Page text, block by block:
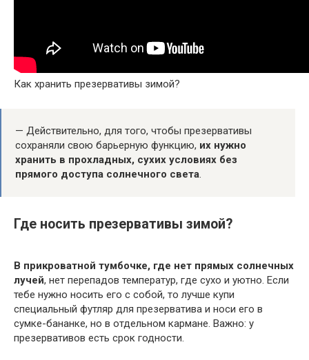
Как хранить презервативы зимой?
— Действительно, для того, чтобы презервативы
сохраняли свою барьерную функцию, их нужно
хранить в прохладных, сухих условиях без
прямого доступа солнечного света.
Где носить презервативы зимой?
В прикроватной тумбочке, где нет прямых солнечных
лучей, нет перепадов температур, где сухо и уютно. Если
тебе нужно носить его с собой, то лучше купи
специальный футляр для презерватива и носи его в
сумке-бананке, но в отдельном кармане. Важно: у
презервативов есть срок годности.